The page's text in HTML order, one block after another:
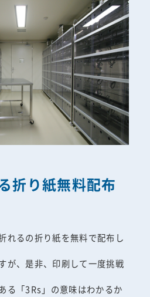
折り紙無料配布
れるの折り紙を無料で配布し
が、是非、印刷して一度挑戦
る「3Rs」の意味はわかるか